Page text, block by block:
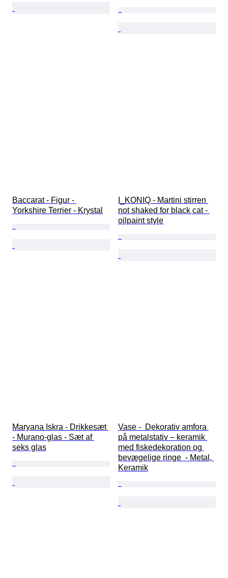
Baccarat - Figur -
Yorkshire Terrier - Krystal
I_KONIQ - Martini stirren
not shaked for black cat -
oilpaint style
Maryana Iskra - Drikkesæt
- Murano-glas - Sæt af
seks glas
Vase -  Dekorativ amfora
på metalstativ – keramik
med fiskedekoration og
bevægelige ringe  - Metal,
Keramik